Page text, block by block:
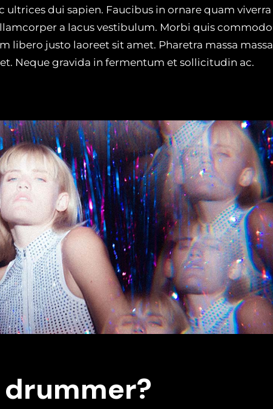
ultrices dui sapien. Faucibus in ornare quam viverra
a lacus vestibulum. Morbi quis commodo
libero justo laoreet sit amet. Pharetra massa massa
Neque gravida in fermentum et sollicitudin ac.